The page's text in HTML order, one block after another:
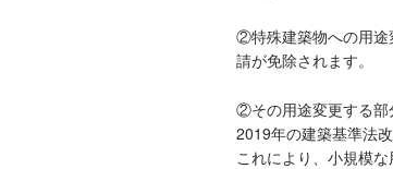
②特殊建築物への用途
請が免除されます。
②その用途変更する部
2019年の建築基準法
これにより、小規模